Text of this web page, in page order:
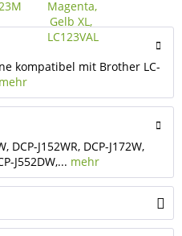
kompatibel mit Brother LC-
mehr
DCP-J152WR, DCP-J172W,
J552DW,... mehr